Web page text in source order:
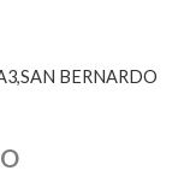
BERNARDO